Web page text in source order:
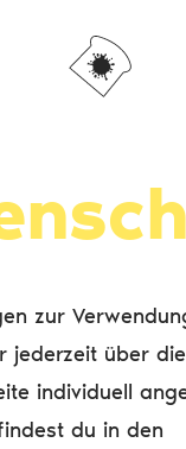
Über uns
zur
jederzeit über die
individuell
du in den